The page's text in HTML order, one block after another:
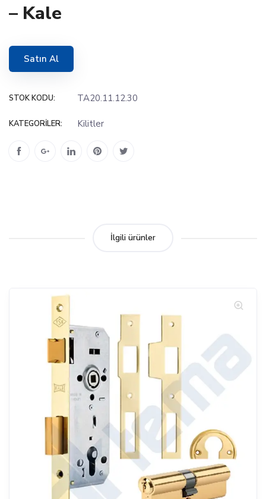
– Kale
Satın Al
STOK KODU: TA20.11.12.30
KATEGORILER: Kilitler
İlgili ürünler